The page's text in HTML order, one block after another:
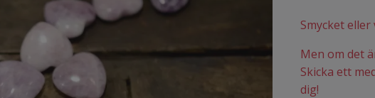
Smycket
Men om det
Skicka ett
dig!